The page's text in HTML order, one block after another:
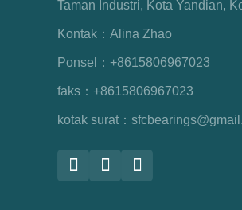
Taman Industri, Kota Yandian,
Kontak： Alina Zhao
Ponsel： +8615806967023
faks： +8615806967023
kotak surat：